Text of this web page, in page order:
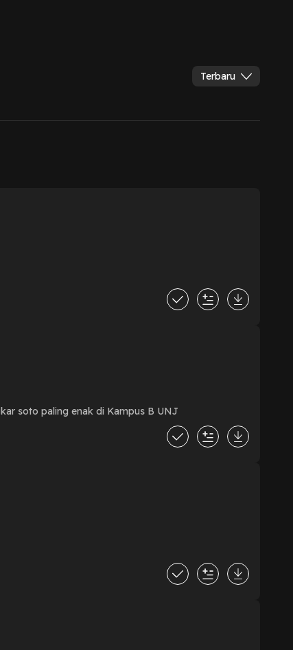
Terbaru
soto paling enak di Kampus B UNJ